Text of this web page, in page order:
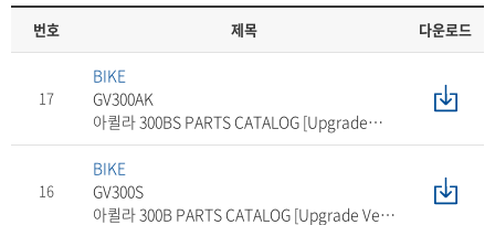
번호 제목 다운로드
17
BIKE
GV300AK
아퀼라 300BS PARTS CATALOG [Upgrade
Ver. 2026]
16
BIKE
GV300S
아퀼라 300B PARTS CATALOG [Upgrade Ver.